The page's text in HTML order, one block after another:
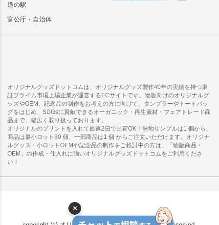
道の駅
官公庁・自治体
オリジナルグッズドットコムは、オリジナルグッズ製作40年の実績を持つ東
証プライム市場上場企業が運営するECサイトです。物販向けのオリジナルグ
ッズやOEM、記念品の制作をお考えの方に向けて、タンブラーやトートバッ
グをはじめ、SDGsに貢献できるオーガニック・再生素材・フェアトレード商
品まで、幅広く取り扱っております。
オリジナルのプリントを入れて最速2日で出荷OK！無地サンプルは1 個から、
商品は最小ロット30 個、一部商品は1 個 からご注文いただけます。オリジナ
ルグッズ・小ロットOEMや記念品の制作をご検討中の方は、「物販商品・
OEM」の作成・仕入れに強いオリジナルグッズドットコムをご利用くださ
い！
×